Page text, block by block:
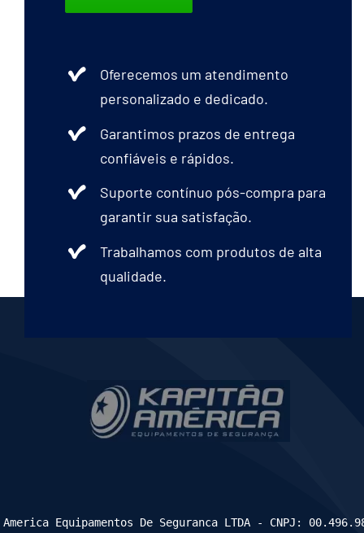
Oferecemos um atendimento
personalizado e dedicado.
Garantimos prazos de entrega
confiáveis e rápidos.
Suporte contínuo pós-compra para
garantir sua satisfação.
Trabalhamos com produtos de alta
qualidade.
Equipamentos De Seguranca LTDA - CNPJ: